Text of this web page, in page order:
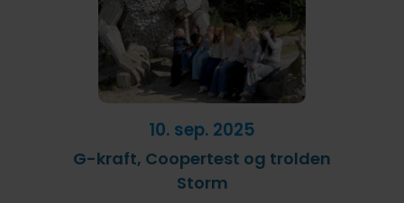
10. sep. 2025
G-kraft, Coopertest og trolden
Storm